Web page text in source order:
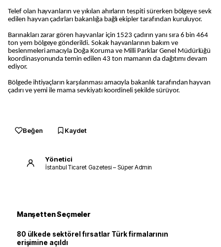
Telef olan hayvanların ve yıkılan ahırların tespiti sürerken bölgeye sevk
edilen hayvan çadırları bakanlığa bağlı ekipler tarafından kuruluyor.
Barınakları zarar gören hayvanlar için 1523 çadırın yanı sıra 6 bin 464
ton yem bölgeye gönderildi. Sokak hayvanlarının bakım ve
beslenmeleri amacıyla Doğa Koruma ve Milli Parklar Genel Müdürlüğü
koordinasyonunda temin edilen 43 ton mamanın da dağıtımı devam
ediyor.
Bölgede ihtiyaçların karşılanması amacıyla bakanlık tarafından hayvan
çadırı ve yemi ile mama sevkiyatı koordineli şekilde sürüyor.
Beğen Kaydet
Yönetici
İstanbul Ticaret Gazetesi – Süper Admin
Manşetten Seçmeler
80 ülkede sektörel fırsatlar Türk firmalarının
erişimine açıldı